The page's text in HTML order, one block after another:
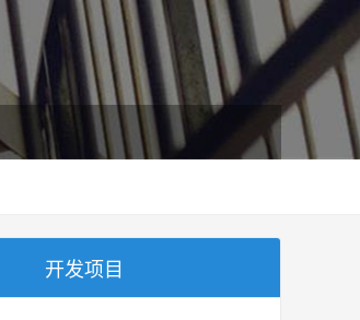
开发项目